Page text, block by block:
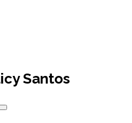
Santos